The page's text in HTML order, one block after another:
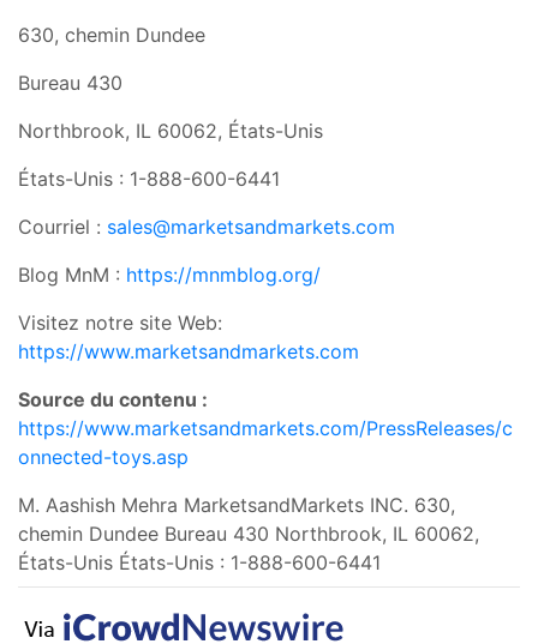
630, chemin Dundee
Bureau 430
Northbrook, IL 60062, États-Unis
États-Unis : 1-888-600-6441
Courriel : sales@marketsandmarkets.com
Blog MnM : https://mnmblog.org/
Visitez notre site Web:
https://www.marketsandmarkets.com
Source du contenu :
https://www.marketsandmarkets.com/PressReleases/c
onnected-toys.asp
M. Aashish Mehra MarketsandMarkets INC. 630,
chemin Dundee Bureau 430 Northbrook, IL 60062,
États-Unis États-Unis : 1-888-600-6441